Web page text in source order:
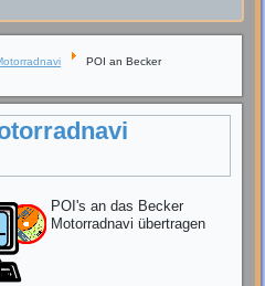
POI an Becker
POI's an das Becker
Motorradnavi übertragen